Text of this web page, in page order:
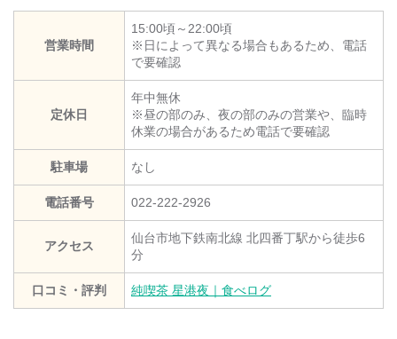
営業時間
15:00頃～22:00頃
※日によって異なる場合もあるため、電話
で要確認
定休日
年中無休
※昼の部のみ、夜の部のみの営業や、臨時
休業の場合があるため電話で要確認
駐車場 なし
電話番号 022-222-2926
アクセス
仙台市地下鉄南北線 北四番丁駅から徒歩6
分
口コミ・評判 純喫茶 星港夜｜食べログ